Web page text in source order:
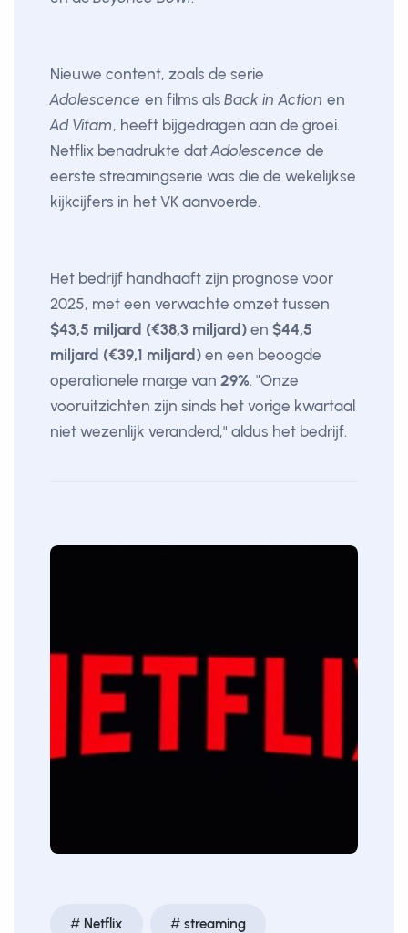
Nieuwe content, zoals de serie
Adolescence en films alsBack in Action en
Ad Vitam, heeft bijgedragen aan de groei.
Netflix benadrukte datAdolescence de
eerste streamingserie was die de wekelijkse
kijkcijfers in het VK aanvoerde.
Het bedrijf handhaaft zijn prognose voor
2025, met een verwachte omzet tussen
$43,5 miljard (€38,3 miljard) en $44,5
miljard (€39,1 miljard) en een beoogde
operationele marge van 29%. "Onze
vooruitzichten zijn sinds het vorige kwartaal
niet wezenlijk veranderd," aldus het bedrijf.
Netflix streaming